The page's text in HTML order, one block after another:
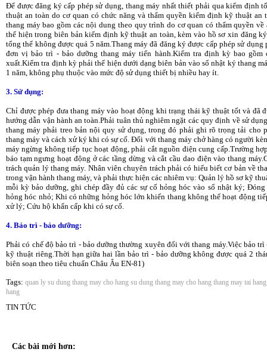
Để được đăng ký cấp phép sử dụng, thang máy nhất thiết phải qua kiểm định
thuật an toàn do cơ quan có chức năng và thẩm quyền kiểm định kỹ thuật
thang máy bao gồm các nội dung theo quy trình do cơ quan có thẩm quyền
thể hiện trong biên bản kiểm định kỹ thuật an toàn, kèm vào hồ sơ xin đăng
tổng thể không được quá 5 năm.Thang máy đã đăng ký được cấp phép sử
đơn vị bảo trì - bảo dưỡng thang máy tiến hành.Kiểm tra định kỳ bao
xuất.Kiểm tra định kỳ phải thể hiện dưới dạng biên bản vào sổ nhật ký thang
1 năm, không phụ thuộc vào mức độ sử dụng thiết bị nhiều hay ít.
3. Sử dụng:
Chỉ được phép đưa thang máy vào hoạt động khi trạng thái kỹ thuật tốt và đã
hướng dẫn vận hành an toàn.Phải tuân thủ nghiêm ngặt các quy định về sử
thang máy phải treo bản nội quy sử dụng, trong đó phải ghi rõ trọng tải cho
thang máy và cách xử ký khi có sự cố. Đối với thang máy chở hàng có người
máy ngừng không tiếp tục hoạt động, phải cắt nguồn điện cung cấp.Trường
báo tạm ngưng hoạt động ở các tầng dừng và cắt cầu dao điện vào thang
trách quản lý thang máy. Nhân viên chuyên trách phải có hiểu biết cơ bản về
trong vận hành thang máy, và phải thực hiện các nhiêm vụ: Quản lý hồ sơ kỹ
mỗi kỳ bảo dưỡng, ghi chép đầy đủ các sự cố hỏng hóc vào sổ nhật ký;
hỏng hóc nhỏ; Khi có những hỏng hóc lớn khiến thang không thể hoạt động
xử lý; Cứu hộ khẩn cấp khi có sự cố.
4. Bảo trì - bảo dưỡng:
Phải có chế độ bảo trì - bảo dưỡng thường xuyên đối với thang máy.Việc bảo
kỹ thuật riêng.Thời hạn giữa hai lần bảo trì - bảo dưỡng không được quá 2
biên soạn theo tiêu chuẩn Châu Âu EN-81)
Tags: quan ly su dung thang may cho hang su dung thang may cho hang thang may tai hang
hang
TIN TỨC
Các bài mới hơn: